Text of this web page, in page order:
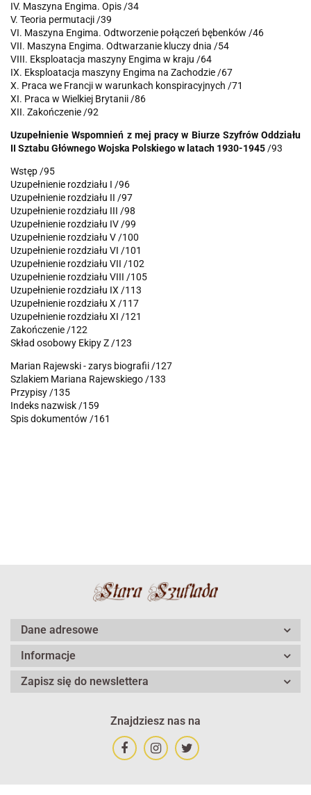
IV. Maszyna Engima. Opis /34
V. Teoria permutacji /39
VI. Maszyna Engima. Odtworzenie połączeń bębenków /46
VII. Maszyna Engima. Odtwarzanie kluczy dnia /54
VIII. Eksploatacja maszyny Engima w kraju /64
IX. Eksploatacja maszyny Engima na Zachodzie /67
X. Praca we Francji w warunkach konspiracyjnych /71
XI. Praca w Wielkiej Brytanii /86
XII. Zakończenie /92
Uzupełnienie Wspomnień z mej pracy w Biurze Szyfrów Oddziału
II Sztabu Głównego Wojska Polskiego w latach 1930-1945/93
Wstęp /95
Uzupełnienie rozdziału I /96
Uzupełnienie rozdziału II /97
Uzupełnienie rozdziału III /98
Uzupełnienie rozdziału IV /99
Uzupełnienie rozdziału V /100
Uzupełnienie rozdziału VI /101
Uzupełnienie rozdziału VII /102
Uzupełnienie rozdziału VIII /105
Uzupełnienie rozdziału IX /113
Uzupełnienie rozdziału X /117
Uzupełnienie rozdziału XI /121
Zakończenie /122
Skład osobowy Ekipy Z /123
Marian Rajewski - zarys biografii /127
Szlakiem Mariana Rajewskiego /133
Przypisy /135
Indeks nazwisk /159
Spis dokumentów /161
Dane adresowe
Informacje
Zapisz się do newslettera
Znajdziesz nas na